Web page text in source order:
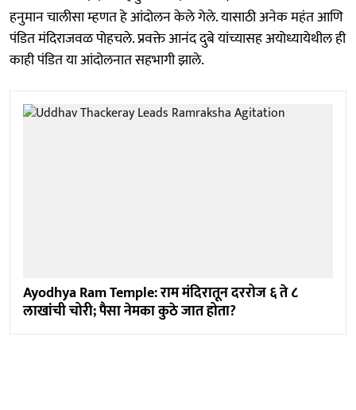
हनुमान चालीसा म्हणत हे आंदोलन केले गेले. यासाठी अनेक महंत आणि
पंडित मंदिराजवळ पोहचले. प्रवक्ते आनंद दुबे यांच्यासह अयोध्यायेथील ही
काही पंडित या आंदोलनात सहभागी झाले.
Ayodhya Ram Temple: राम मंदिरातून दररोज ६ ते ८
लाखांची चोरी; पैसा नेमका कुठे जात होता?